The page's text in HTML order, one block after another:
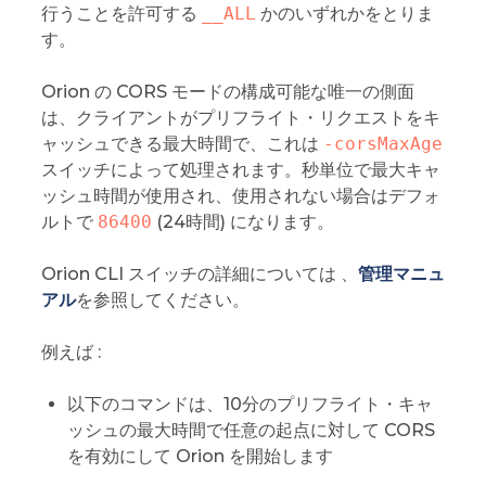
行うことを許可する __ALL かのいずれかをとりま
す。
Orion の CORS モードの構成可能な唯一の側面
は、クライアントがプリフライト・リクエストをキ
ャッシュできる最大時間で、これは -corsMaxAge
スイッチによって処理されます。秒単位で最大キャ
ッシュ時間が使用され、使用されない場合はデフォ
ルトで 86400 (24時間) になります。
Orion CLI スイッチの詳細については 、 管理マニュ
アルを参照してください。
例えば :
以下のコマンドは、10分のプリフライト・キャ
ッシュの最大時間で任意の起点に対して CORS
を有効にして Orion を開始します